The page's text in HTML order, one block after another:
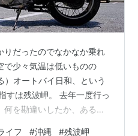
りだったのでなかなか乗れ
で少々気温は低いものの
）オートバイ日和、という
すは残波岬。 去年一度行っ
を勘違いしたか、あるい
イフ #沖縄 #残波岬